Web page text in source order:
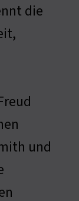
die
und